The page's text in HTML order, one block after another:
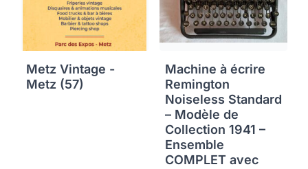
Metz Vintage -
Metz (57)
Machine à écrire
Remington
Noiseless Standard
– Modèle de
Collection 1941 –
Ensemble
COMPLET avec